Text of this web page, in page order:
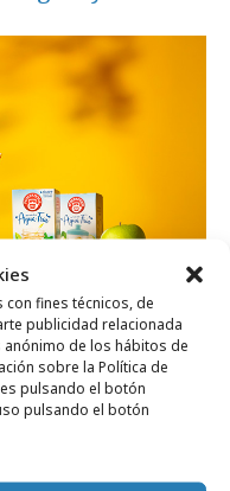
fines técnicos, de
publicidad relacionada
de los hábitos de
sobre la Política de
pulsando el botón
pulsando el botón
en el centro